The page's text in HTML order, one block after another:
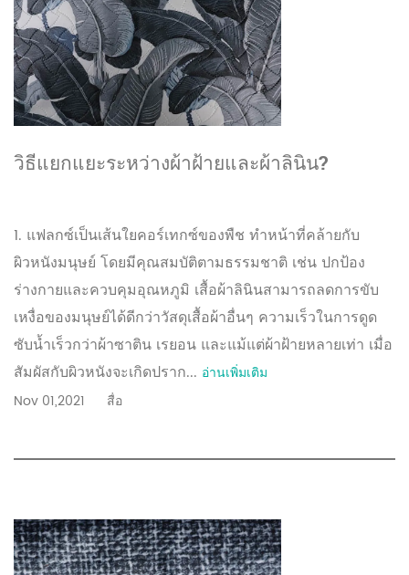
วิธีแยกแยะระหว่างผ้าฝ้ายและผ้าลินิน?
1. แฟลกซ์เป็นเส้นใยคอร์เทกซ์ของพืช ทำหน้าที่คล้ายกับ
ผิวหนังมนุษย์ โดยมีคุณสมบัติตามธรรมชาติ เช่น ปกป้อง
ร่างกายและควบคุมอุณหภูมิ เสื้อผ้าลินินสามารถลดการขับ
เหงื่อของมนุษย์ได้ดีกว่าวัสดุเสื้อผ้าอื่นๆ ความเร็วในการดูด
ซับน้ำเร็วกว่าผ้าซาติน เรยอน และแม้แต่ผ้าฝ้ายหลายเท่า เมื่อ
สัมผัสกับผิวหนังจะเกิดปราก... อ่านเพิ่มเติม
Nov 01,2021
สื่อ